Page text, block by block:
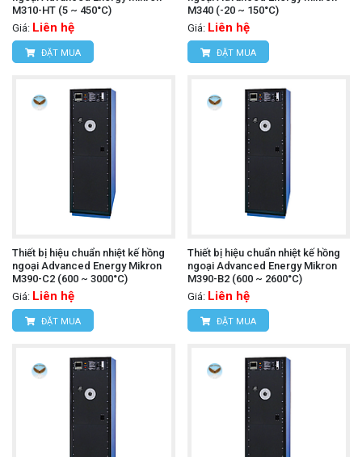
M310-HT (5 ~ 450°C)
Giá: Liên hệ
ĐẶT MUA
M340 (-20 ~ 150°C)
Giá: Liên hệ
ĐẶT MUA
Thiết bị hiệu chuẩn nhiệt kế hồng
ngoại Advanced Energy Mikron
M390-C2 (600 ~ 3000°C)
Giá: Liên hệ
ĐẶT MUA
Thiết bị hiệu chuẩn nhiệt kế hồng
ngoại Advanced Energy Mikron
M390-B2 (600 ~ 2600°C)
Giá: Liên hệ
ĐẶT MUA